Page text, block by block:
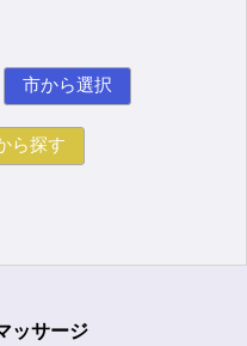
市から選択
ら探す
ッサージ